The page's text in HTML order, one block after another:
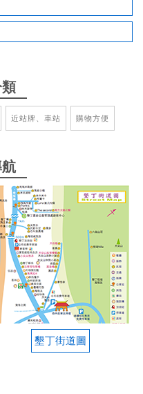
潔漂亮而且好香
是乾淨，房間也很乾淨，
用心經營，下次有來墾丁
from google
體來說還不錯！ 房間非常
有大大浴缸，小孩的最愛
類
近站牌、車站 購物方便
墾丁街道圖